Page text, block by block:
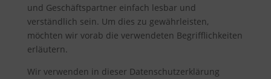
und Geschäftspartner einfach lesbar und
verständlich sein. Um dies zu gewährleisten,
möchten wir vorab die verwendeten Begrifflichkeiten
erläutern.
Wir verwenden in dieser Datenschutzerklärung